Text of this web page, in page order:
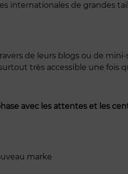
internationales de grandes
de leurs blogs ou de
très accessible une fois
avec les attentes et les
marke